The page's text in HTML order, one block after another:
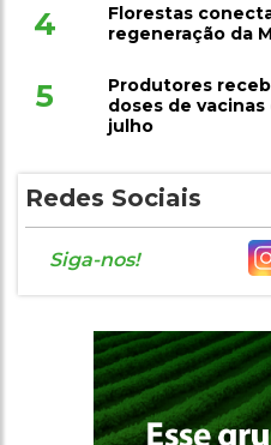
4
Florestas
regeneração da
5
Produtores
doses de
julho
Redes Sociais
Siga-nos!